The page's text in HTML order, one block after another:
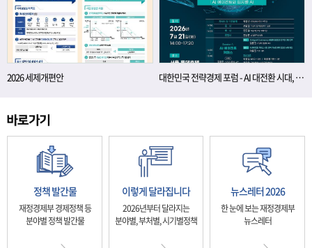
2026 세제개편안 대한민국 전략경제 포럼 - AI 대전환 시대, 대한민국 전략경제의 길
정책 발간물
재정경제부 경제정책 등
분야별 정책 발간물
이렇게 달라집니다
2026년부터 달라지는
분야별, 부처별, 시기별정책
뉴스레터 2026
한 눈에 보는 재정경제부
뉴스레터